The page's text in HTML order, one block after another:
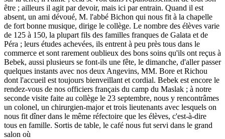
être ; ailleurs il agit par devoir, mais ici par entrain. Quand il est
absent, un ami dévoué, M. l'abbé Bichon qui nous fit à la chapelle
de fort bonne musique, dirige le collège. Le nombre des élèves varie
de 125 à 150, la plupart fils des familles franques de Galata et de
Péra ; leurs études achevées, ils entrent à peu près tous dans le
commerce et sont rarement oublieux des bons soins qu'ils ont reçus à
Bebek, aussi plusieurs se font-ils une fête, le dimanche, d'aller passer
quelques instants avec nos deux Angevins, MM. Bore et Richou
dont l'accueil est toujours bienveillant et cordial. Bebek est encore le
rendez-vous de nos officiers français du camp du Maslak ; à notre
seconde visite faite au collège le 23 septembre, nous y rencontrâmes
un colonel, un chirurgien-major et trois lieutenants avec lesquels on
nous fit dîner dans le même réfectoire que les élèves, c'est-à-dire
tous en famille. Sortis de table, le café nous fut servi dans le grand
salon où